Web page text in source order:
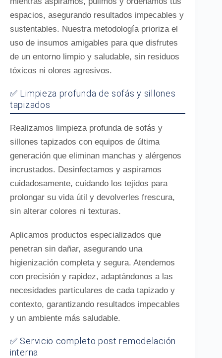
espacios, asegurando resultados impecables y
sustentables. Nuestra metodología prioriza el
uso de insumos amigables para que disfrutes
de un entorno limpio y saludable, sin residuos
tóxicos ni olores agresivos.
✅ Limpieza profunda de sofás y sillones
tapizados
Realizamos limpieza profunda de sofás y
sillones tapizados con equipos de última
generación que eliminan manchas y alérgenos
incrustados. Desinfectamos y aspiramos
cuidadosamente, cuidando los tejidos para
prolongar su vida útil y devolverles frescura,
sin alterar colores ni texturas.
Aplicamos productos especializados que
penetran sin dañar, asegurando una
higienización completa y segura. Atendemos
con precisión y rapidez, adaptándonos a las
necesidades particulares de cada tapizado y
contexto, garantizando resultados impecables
y un ambiente más saludable.
✅ Servicio completo post remodelación
interna